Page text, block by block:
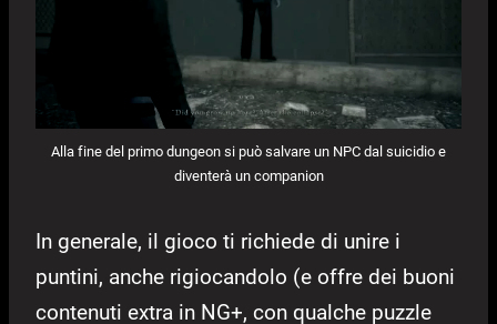
Alla fine del primo dungeon si può salvare un NPC dal suicidio e
diventerà un companion
In generale, il gioco ti richiede di unire i
puntini, anche rigiocandolo (e offre dei buoni
contenuti extra in NG+, con qualche puzzle